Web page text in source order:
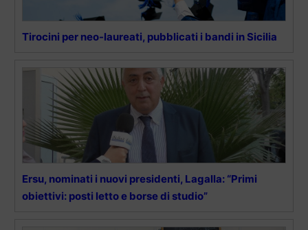
Tirocini per neo-laureati, pubblicati i bandi in Sicilia
Ersu, nominati i nuovi presidenti, Lagalla: “Primi
obiettivi: posti letto e borse di studio”